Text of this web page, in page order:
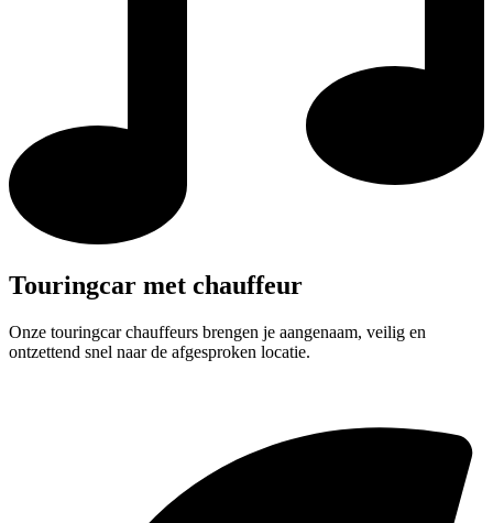
Touringcar met chauffeur
Onze touringcar chauffeurs brengen je aangenaam, veilig en
ontzettend snel naar de afgesproken locatie.